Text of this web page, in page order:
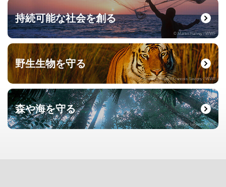
持続可能な社会を創る
© Martin Harvey / WWF
野生生物を守る
© naturepl.com / Francois Savigny / WWF
森や海を守る
© Roger Leguen / WWF